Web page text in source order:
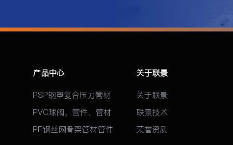
产品中心
PSP钢塑复合压力管材
PVC球阀、管件、管材
PE钢丝网骨架管材管件
关于联景
关于联景
联景技术
荣誉资质